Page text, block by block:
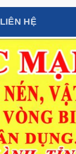
LIÊN HỆ